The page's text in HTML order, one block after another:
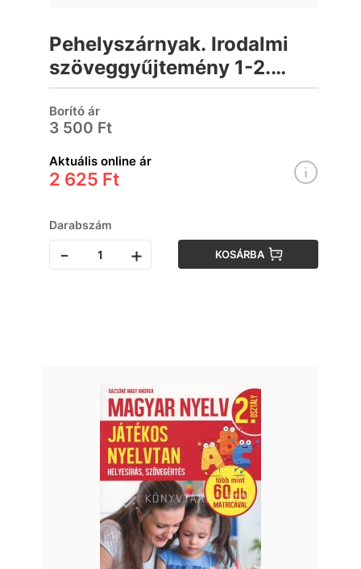
Pehelyszárnyak. Irodalmi
szöveggyűjtemény 1-2.
évfolyam
Borító ár
3 500 Ft
Aktuális online ár
2 625 Ft
Darabszám
- + KOSÁRBA